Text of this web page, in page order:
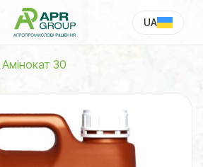
UA
Амінокат 30